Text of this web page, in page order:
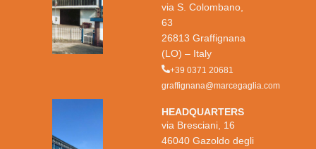
via S. Colombano,
63
26813 Graffignana
(LO) – Italy
+39 0371 20681
graffignana@marcegaglia.com
HEADQUARTERS
via Bresciani, 16
46040 Gazoldo degli